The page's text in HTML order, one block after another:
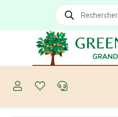
Recherche
produits